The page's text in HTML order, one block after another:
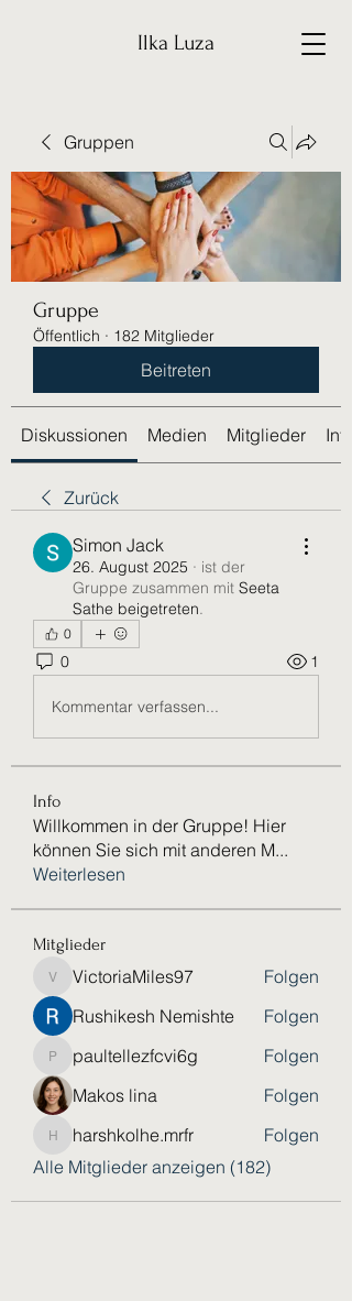
Ilka Luza
Gruppen
Gruppe
Öffentlich · 182 Mitglieder
Beitreten
Diskussionen Medien Mitglieder Info
Zurück
Simon Jack
26. August 2025 · ist der
Gruppe zusammen mit Seeta
Sathe beigetreten.
0
0 1
Kommentar verfassen...
Info
Willkommen in der Gruppe! Hier
können Sie sich mit anderen M...
Weiterlesen
Mitglieder
VictoriaMiles97
VictoriaMiles97
Folgen
Rushikesh Nemishte
Folgen
paultellezfcvi6g
paultellezfcvi6g
Folgen
Makos lina
Folgen
harshkolhe.mrfr
harshkolhe.mrfr
Folgen
Alle Mitglieder anzeigen (182)